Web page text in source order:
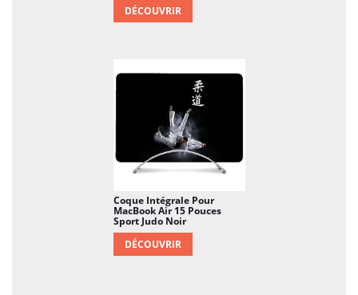
DÉCOUVRIR
Coque Intégrale Pour
MacBook Air 15 Pouces
Sport Judo Noir
DÉCOUVRIR